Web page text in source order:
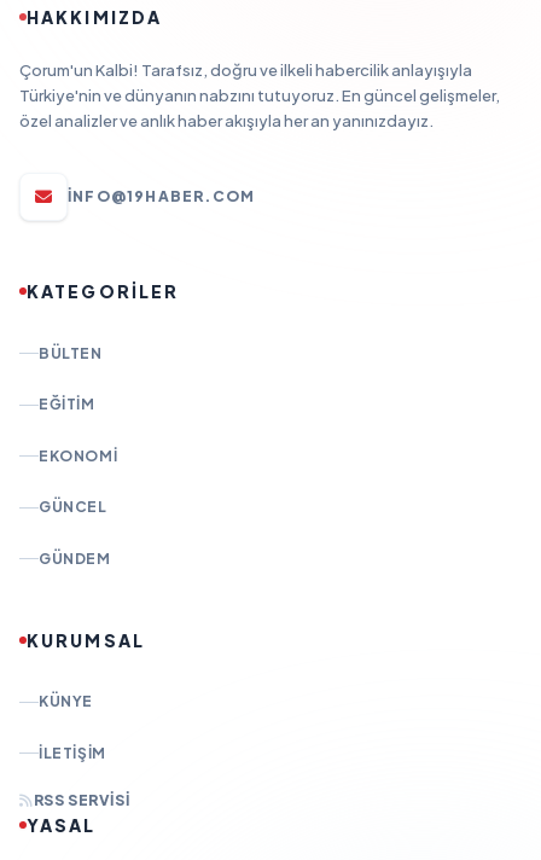
HAKKIMIZDA
Çorum'un Kalbi! Tarafsız, doğru ve ilkeli habercilik anlayışıyla
Türkiye'nin ve dünyanın nabzını tutuyoruz. En güncel gelişmeler,
özel analizler ve anlık haber akışıyla her an yanınızdayız.
INFO@19HABER.COM
KATEGORİLER
BÜLTEN
EĞITIM
EKONOMI
GÜNCEL
GÜNDEM
KURUMSAL
KÜNYE
İLETIŞIM
RSS SERVISI
YASAL